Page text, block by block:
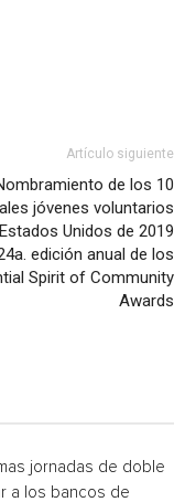
Artículo siguiente
de los 10
jóvenes voluntarios
Unidos de 2019
edición anual de los
Spirit of Community
Awards
jornadas de doble
a los bancos de